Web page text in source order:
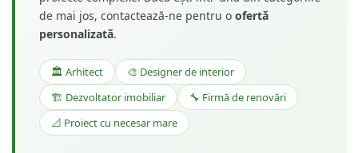
de mai jos, contactează-ne pentru o ofertă
personalizată.
🏛️ Arhitect
🎨 Designer de interior
🏗️ Dezvoltator imobiliar
🔧 Firmă de renovări
📐 Proiect cu necesar mare